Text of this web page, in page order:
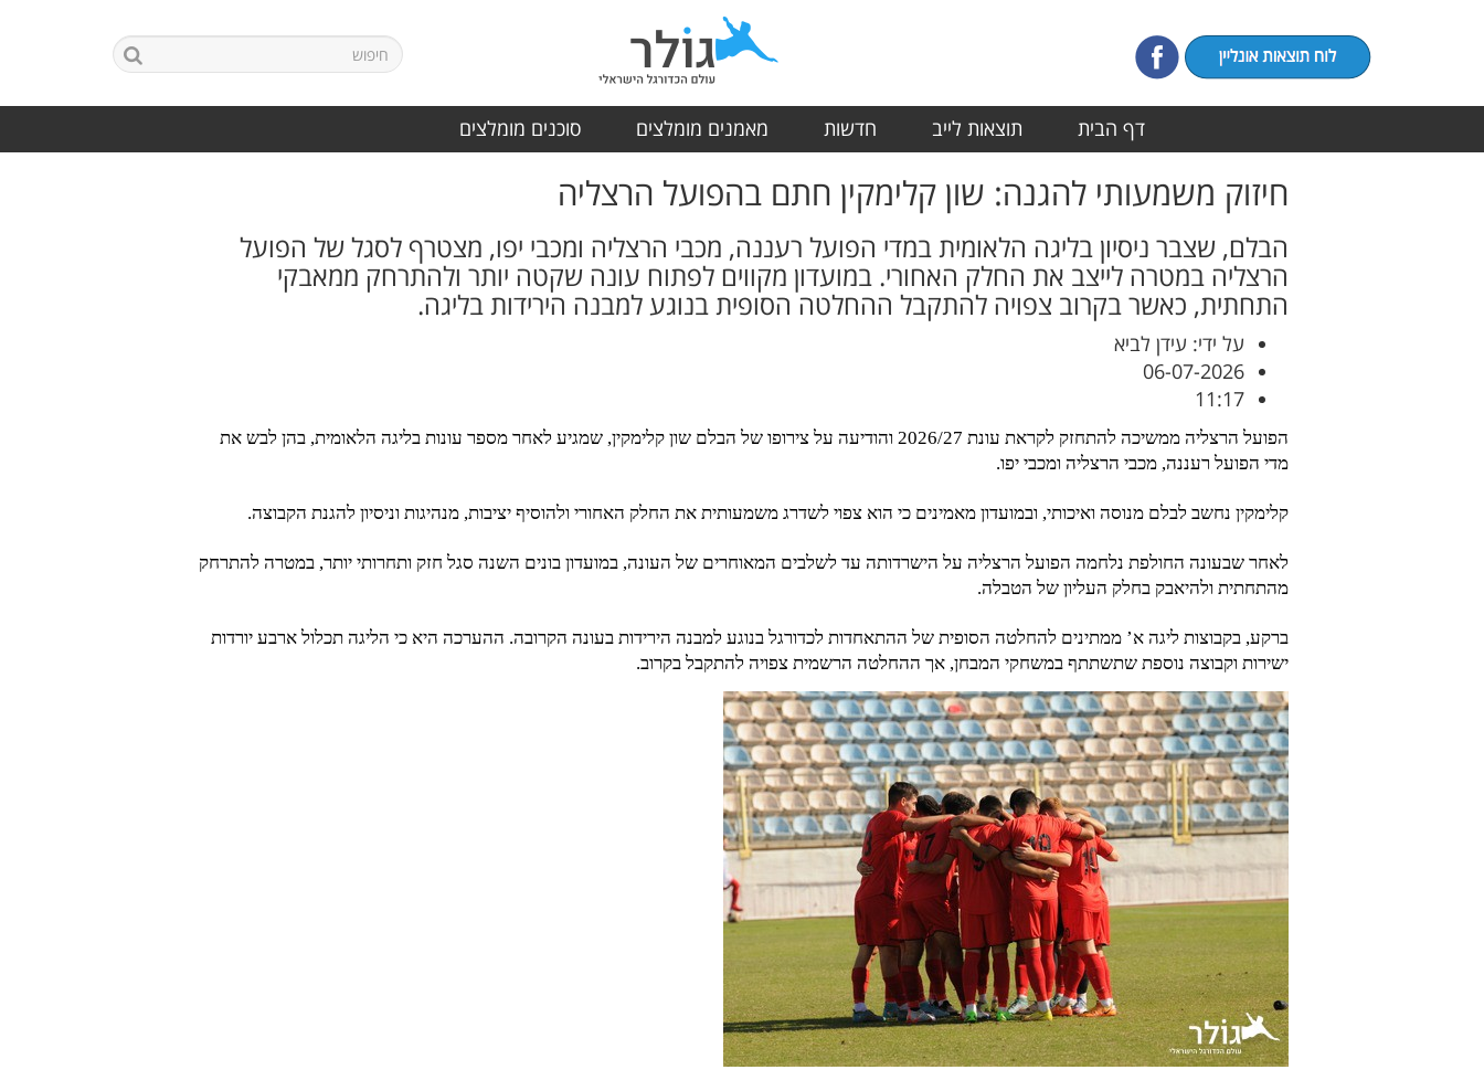
דף הבית תוצאות לייב חדשות מאמנים מומלצים סוכנים מומלצים
חיזוק משמעותי להגנה: שון קלימקין חתם בהפועל הרצליה
הבלם, שצבר ניסיון בליגה הלאומית במדי הפועל רעננה, מכבי הרצליה ומכבי יפו, מצטרף לסגל של הפועל
הרצליה במטרה לייצב את החלק האחורי. במועדון מקווים לפתוח עונה שקטה יותר ולהתרחק ממאבקי
התחתית, כאשר בקרוב צפויה להתקבל ההחלטה הסופית בנוגע למבנה הירידות בליגה.
על ידי: עידן לביא
06-07-2026
11:17
הפועל הרצליה ממשיכה להתחזק לקראת עונת 2026/27 והודיעה על צירופו של הבלם שון קלימקין, שמגיע לאחר מספר עונות בליגה הלאומית, בהן לבש את
מדי הפועל רעננה, מכבי הרצליה ומכבי יפו.
קלימקין נחשב לבלם מנוסה ואיכותי, ובמועדון מאמינים כי הוא צפוי לשדרג משמעותית את החלק האחורי ולהוסיף יציבות, מנהיגות וניסיון להגנת הקבוצה.
לאחר שבעונה החולפת נלחמה הפועל הרצליה על הישרדותה עד לשלבים המאוחרים של העונה, במועדון בונים השנה סגל חזק ותחרותי יותר, במטרה להתרחק
מהתחתית ולהיאבק בחלק העליון של הטבלה.
ברקע, בקבוצות ליגה א’ ממתינים להחלטה הסופית של ההתאחדות לכדורגל בנוגע למבנה הירידות בעונה הקרובה. ההערכה היא כי הליגה תכלול ארבע יורדות
ישירות וקבוצה נוספת שתשתתף במשחקי המבחן, אך ההחלטה הרשמית צפויה להתקבל בקרוב.